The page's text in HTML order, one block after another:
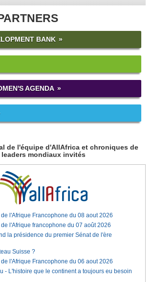
BANK
AGENDA
de l'équipe d'AllAfrica et chroniques de
leaders mondiaux invités
l'Afrique Francophone du 08 aout 2026
l'Afrique francophone du 07 août 2026
la présidence du premier Sénat de l'ère
Suisse ?
l'Afrique Francophone du 06 aout 2026
- L'histoire que le continent a toujours eu besoin